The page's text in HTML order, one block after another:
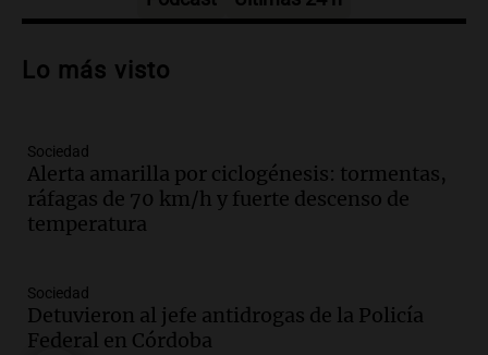
Audio.La Universidad de Milán y su
la educación y parques
Audio.
Monseñor Fenoy celebra la visita
de León XIV a Argentina y reflexiona
sobre su impacto espiritual
Panorama Federal
Audio.
revive con la visita de León XIV y una
historia nacida en Córdoba
Lo más visto
Sociedad
Alerta amarilla por ciclogénesis: tormentas,
ráfagas de 70 km/h y fuerte descenso de
temperatura
Sociedad
Detuvieron al jefe antidrogas de la Policía
Federal en Córdoba